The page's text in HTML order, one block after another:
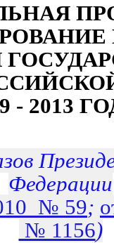
- 2013
Федерации
№ 59;
№ 1156)